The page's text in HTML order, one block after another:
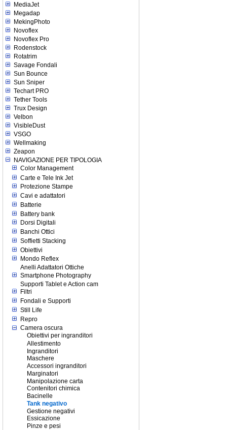
MediaJet
Megadap
MekingPhoto
Novoflex
Novoflex Pro
Rodenstock
Rotatrim
Savage Fondali
Sun Bounce
Sun Sniper
Techart PRO
Tether Tools
Trux Design
Velbon
VisibleDust
VSGO
Wellmaking
Zeapon
NAVIGAZIONE PER TIPOLOGIA
Color Management
Carte e Tele Ink Jet
Protezione Stampe
Cavi e adattatori
Batterie
Battery bank
Dorsi Digitali
Banchi Ottici
Soffietti Stacking
Obiettivi
Mondo Reflex
Anelli Adattatori Ottiche
Smartphone Photography
Supporti Tablet e Action cam
Filtri
Fondali e Supporti
Still Life
Repro
Camera oscura
Obiettivi per ingranditori
Allestimento
Ingranditori
Maschere
Accessori ingranditori
Marginatori
Manipolazione carta
Contenitori chimica
Bacinelle
Tank negativo
Gestione negativi
Essicazione
Pinze e pesi